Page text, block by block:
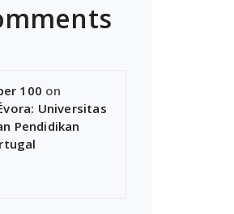
100 on
Universitas
Pendidikan